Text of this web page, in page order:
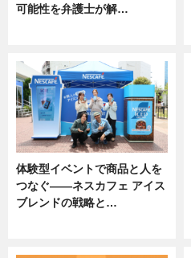
可能性を弁護士が解…
体験型イベントで商品と人を
つなぐ――ネスカフェ アイス
ブレンドの戦略と…